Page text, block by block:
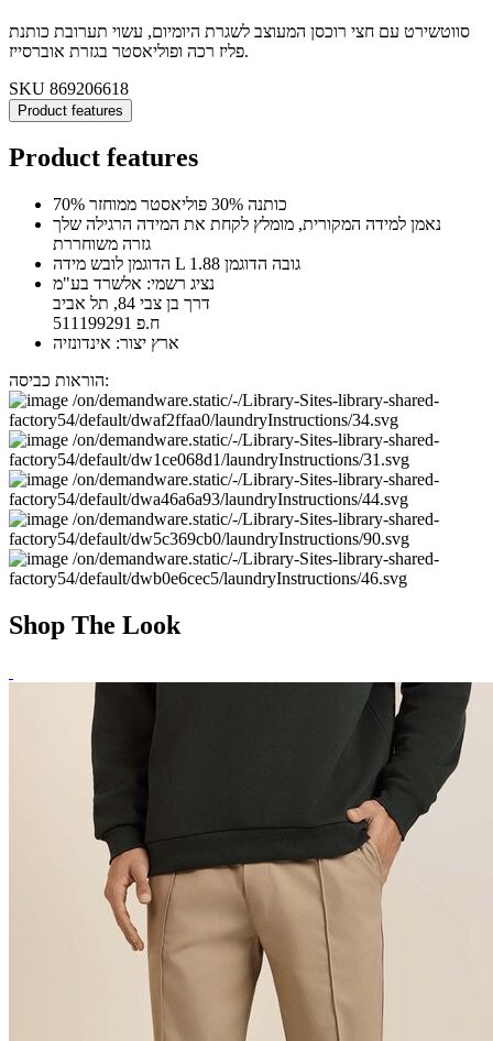
סווטשירט עם חצי רוכסן המעוצב לשגרת היומיום, עשוי תערובת כותנת
פליז רכה ופוליאסטר בגזרת אוברסייז.
SKU 869206618
Product features
Product features
70% כותנה 30% פוליאסטר ממוחזר
נאמן למידה המקורית, מומלץ לקחת את המידה הרגילה שלך
גזרה משוחררת
הדוגמן לובש מידה L גובה הדוגמן 1.88
נציג רשמי: אלשרד בע"מ
דרך בן צבי 84, תל אביב
ח.פ 511199291
ארץ יצור: אינדונזיה
הוראות כביסה:
Shop The Look